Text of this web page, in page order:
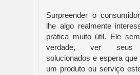
Surpreender o
lhe algo realmente
prática muito útil. Ele
verdade, ver seus
solucionados e espera
um produto ou serviço